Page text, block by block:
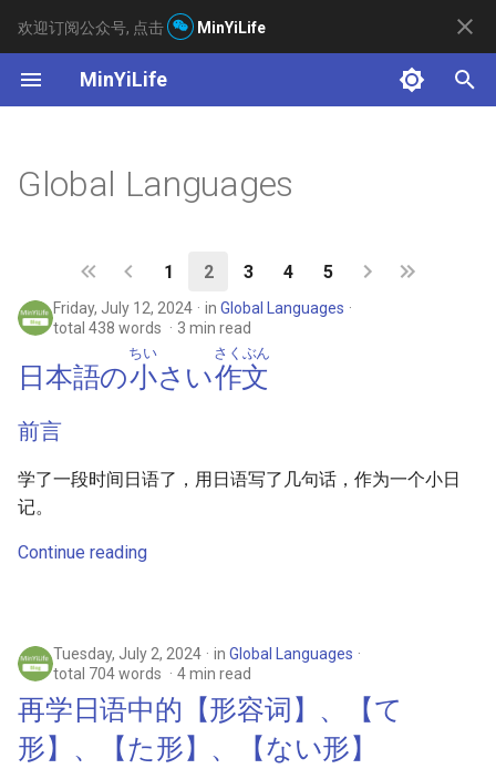
欢迎订阅公众号, 点击 MinYiLife
MinYiLife
T
e
s
a
r
t
s
e
c
h
i
2022
2020
2019
ぶん
再学日语中的【ます】、【で
す】
几个英语单词的来历
一个日语例句的解惑笔记
「兄貴」
缩短音节现象
Global Languages
1 2 3 4 5
Friday, July 12, 2024 in Global Languages
total 438 words
3 min read
日本語の小
ちい
さい作文
さくぶん
前言
学了一段时间日语了，用日语写了几句话，作为一个小日
记。
Continue reading
Tuesday, July 2, 2024 in Global Languages
total 704 words
4 min read
再学日语中的【形容词】、【て
形】、【た形】、【ない形】